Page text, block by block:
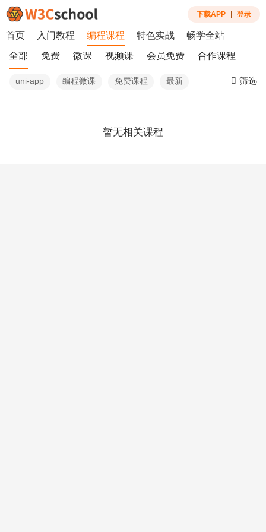
下载APP 登录
首页 入门教程 编程课程 特色实战 畅学全站
全部 免费 微课 视频课 会员免费 合作课程
uni-app 编程微课 免费课程 最新 筛选
暂无相关课程